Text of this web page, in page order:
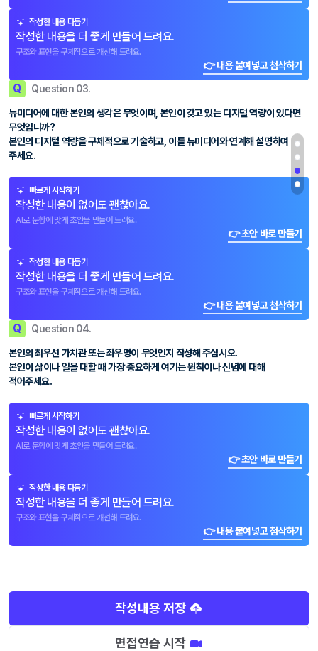
작성한 내용 다듬기
작성한 내용을 더 좋게 만들어 드려요.
구조와 표현을 구체적으로 개선해 드려요.
👉 내용 붙여넣고 첨삭하기
Q Question 03.
뉴미디어에 대한 본인의 생각은 무엇이며, 본인이 갖고 있는 디지털 역량이 있다면
무엇입니까?
본인의 디지털 역량을 구체적으로 기술하고, 이를 뉴미디어와 연계해 설명하여
주세요.
빠르게 시작하기
작성한 내용이 없어도 괜찮아요.
AI로 문항에 맞게 초안을 만들어 드려요.
👉 초안 바로 만들기
작성한 내용 다듬기
작성한 내용을 더 좋게 만들어 드려요.
구조와 표현을 구체적으로 개선해 드려요.
👉 내용 붙여넣고 첨삭하기
Q Question 04.
본인의 최우선 가치관 또는 좌우명이 무엇인지 작성해 주십시오.
본인이 삶이나 일을 대할 때 가장 중요하게 여기는 원칙이나 신념에 대해
적어주세요.
빠르게 시작하기
작성한 내용이 없어도 괜찮아요.
AI로 문항에 맞게 초안을 만들어 드려요.
👉 초안 바로 만들기
작성한 내용 다듬기
작성한 내용을 더 좋게 만들어 드려요.
구조와 표현을 구체적으로 개선해 드려요.
👉 내용 붙여넣고 첨삭하기
작성내용 저장
면접연습 시작